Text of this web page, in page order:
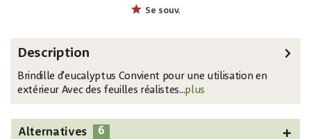
Se souv.
Description
Brindille d'eucalyptus Convient pour une utilisation en
extérieur Avec des feuilles réalistes...plus
Alternatives 6